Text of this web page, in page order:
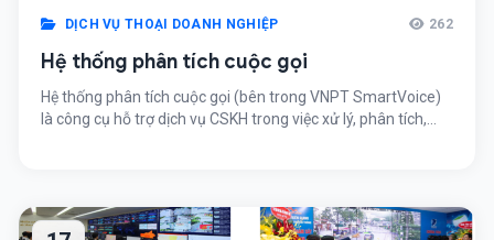
DỊCH VỤ THOẠI DOANH NGHIỆP 262
Hệ thống phân tích cuộc gọi
Hệ thống phân tích cuộc gọi (bên trong VNPT SmartVoice)
là công cụ hỗ trợ dịch vụ CSKH trong việc xử lý, phân tích,